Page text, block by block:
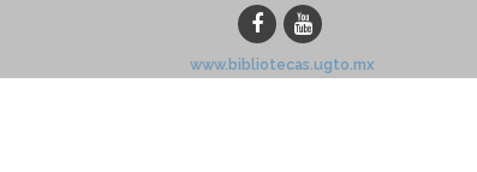
www.bibliotecas.ugto.mx